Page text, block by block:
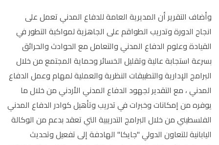
وأضاف التقرير أن المديرية العامة للدفاع المدني تعمل على
انجاح الدورة وتدريب الطواقم على الجاهزية لمواكبة التطور في
القيادة وعلوم الدفاع المدني والتعامل مع الحوادث والحرائق
بسرعة استجابة عالية وتقليل الخسائر وحماية المجتمع من خلال
البرامج الإدارية والتطبيقات النظرية والعملية لمهام وعمل الدفاع
المدني ، مع التقدير لجهود الدفاع المدني الأردني من خلال ما
يوفره من إمكانات وخبرات في تدريب وتأهيل كوادر الدفاع المدني
الفلسطيني من خلال البرامج التدريبية التي تعقد بدعم من الوكالة
اليابانية للتعاون الدولي "جايكا" الهادفة إلى تفعيل وتحديث